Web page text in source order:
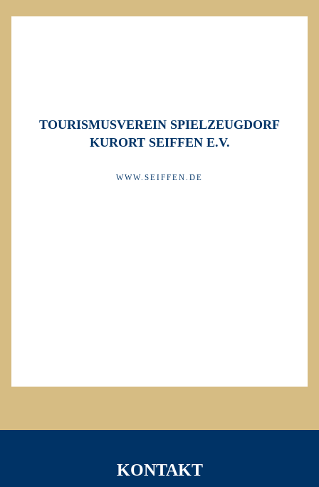
TOURISMUSVEREIN SPIELZEUGDORF
KURORT SEIFFEN E.V.
WWW.SEIFFEN.DE
KONTAKT